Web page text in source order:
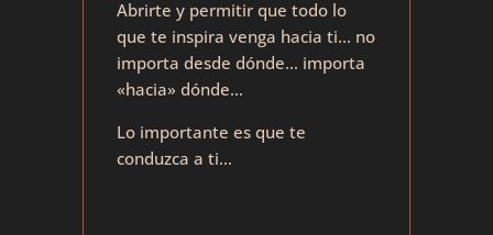
Abrirte y permitir que todo lo
que te inspira venga hacia ti… no
importa desde dónde… importa
«hacia» dónde…
Lo importante es que te
conduzca a ti…